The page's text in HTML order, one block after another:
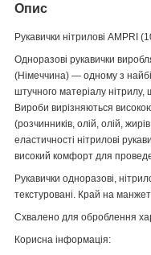
Опис
Рукавички нітрилові AMPRI
Одноразові рукавички
(Німеччина) — одному з
штучного матеріалу нітрилу,
Вироби вирізняються
(розчинників, олій, олій,
еластичності нітрилові
високий комфорт для
Рукавички одноразові,
текстуровані. Край на
Схвалено для оброблення
Корисна інформація: